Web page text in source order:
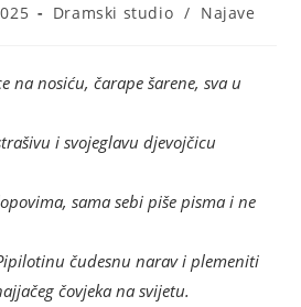
Dramski studio / Najave
na nosiću, čarape šarene, sva u
i svojeglavu djevojčicu
sama sebi piše pisma i ne
čudesnu narav i plemeniti
čovjeka na svijetu.